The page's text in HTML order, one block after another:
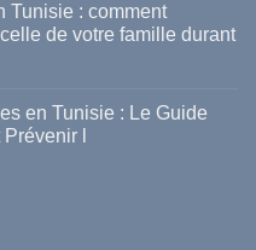
Tunisie : comment
de votre famille durant
en Tunisie : Le Guide
l